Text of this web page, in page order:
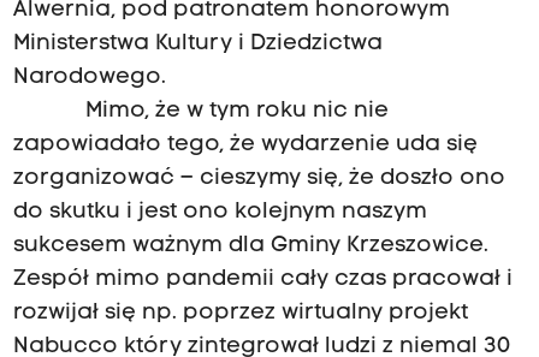
Alwernia, pod patronatem honorowym
Ministerstwa Kultury i Dziedzictwa
Narodowego.
Mimo, że w tym roku nic nie
zapowiadało tego, że wydarzenie uda się
zorganizować – cieszymy się, że doszło ono
do skutku i jest ono kolejnym naszym
sukcesem ważnym dla Gminy Krzeszowice.
Zespół mimo pandemii cały czas pracował i
rozwijał się np. poprzez wirtualny projekt
Nabucco który zintegrował ludzi z niemal 30